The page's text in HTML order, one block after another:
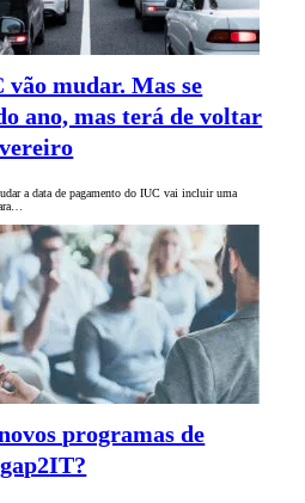
vão mudar. Mas se
ano, mas terá de voltar
a data de pagamento do IUC vai incluir uma
programas de